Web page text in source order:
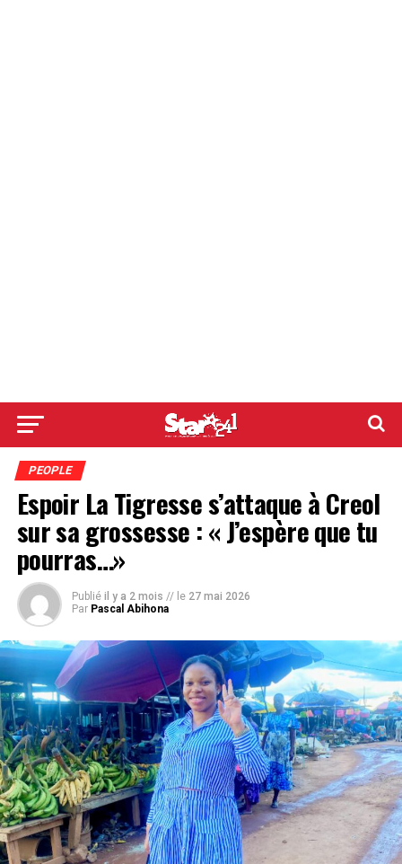
PEOPLE
Espoir La Tigresse s’attaque à Creol
sur sa grossesse : « J’espère que tu
pourras…»
Publié il y a 2 mois // le 27 mai 2026
Par Pascal Abihona